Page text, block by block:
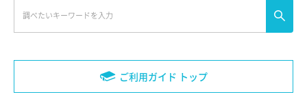
ご利用ガイド トップ